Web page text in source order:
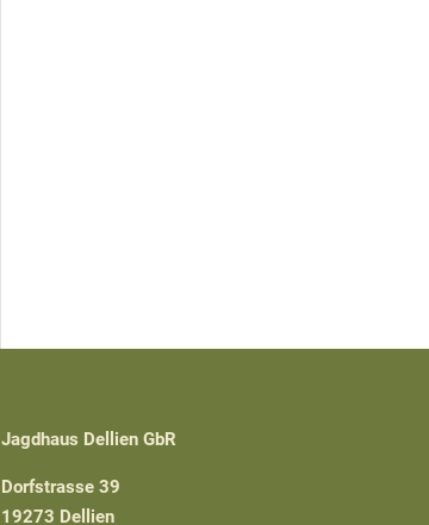
Jagdhaus Dellien GbR
Dorfstrasse 39
19273 Dellien